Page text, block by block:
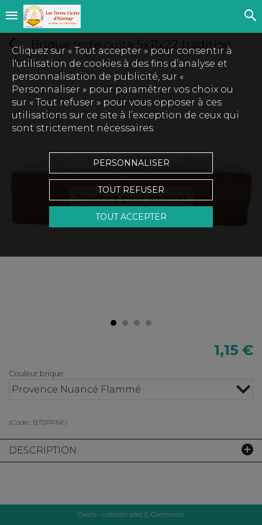
Brique terre cuite 5x11x22 tradition
Touchez pour zoomer
1,15 €
Couleur brique
Provence Nuancé Flammé
(Code : BT511PNF)
DESCRIPTION
Cliquez sur « Tout accepter » pour consentir à
l'utilisation de cookies à des fins d’analyse et
personnalisation de publicité, sur «
Personnaliser » pour paramétrer vos choix ou
sur « Tout refuser » pour vous opposer à ces
utilisations sur ce site à l’exception de ceux qui
sont strictement nécessaires.
PERSONNALISER
TOUT REFUSER
TOUT ACCEPTER
Oxatis - création sites E-Commerce